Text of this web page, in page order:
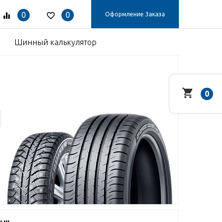
0
0 Оформление Заказа
Шинный калькулятор
0